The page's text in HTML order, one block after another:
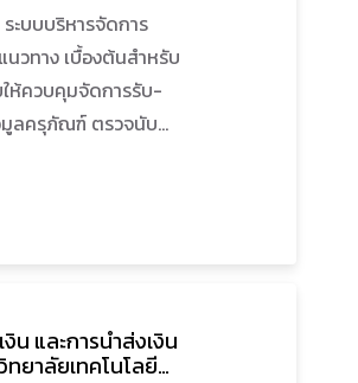
ะบบบริหารจัดการ
วทาง เบื้องต้นสําหรับ
ห้ควบคุมจัดการรับ-
ลครุภัณฑ์ ตรวจนับ
น และการนำส่งเงิน
ยาลัยเทคโนโลยี